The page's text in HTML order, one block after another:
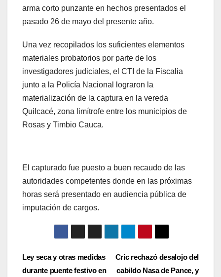
arma corto punzante en hechos presentados el
pasado 26 de mayo del presente año.
Una vez recopilados los suficientes elementos
materiales probatorios por parte de los
investigadores judiciales, el CTI de la Fiscalia
junto a la Policía Nacional lograron la
materialización de la captura en la vereda
Quilcacé, zona limítrofe entre los municipios de
Rosas y Timbio Cauca.
El capturado fue puesto a buen recaudo de las
autoridades competentes donde en las próximas
horas será presentado en audiencia pública de
imputación de cargos.
Navegación
Cric rechazó desalojo del
cabildo Nasa de Pance, y
Ley seca y otras medidas
durante puente festivo en